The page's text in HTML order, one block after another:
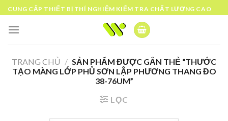
Skip
to
content
CUNG CẤP THIẾT BỊ THÍ NGHIỆM KIỂM TRA CHẤT LƯỢNG CAO
TRANG CHỦ / SẢN PHẨM ĐƯỢC GẮN THẺ “THƯỚC
TẠO MÀNG LỚP PHỦ SƠN LẬP PHƯƠNG THANG ĐO
38-76UM”
LỌC